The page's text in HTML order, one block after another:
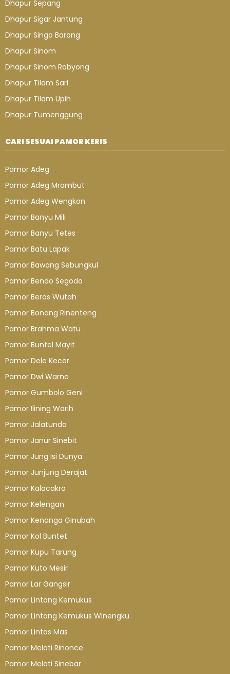
Dhapur Sepang
Dhapur Sigar Jantung
Dhapur Singo Barong
Dhapur Sinom
Dhapur Sinom Robyong
Dhapur Tilam Sari
Dhapur Tilam Upih
Dhapur Tumenggung
CARI SESUAI PAMOR KERIS
Pamor Adeg
Pamor Adeg Mrambut
Pamor Adeg Wengkon
Pamor Banyu Mili
Pamor Banyu Tetes
Pamor Batu Lapak
Pamor Bawang Sebungkul
Pamor Bendo Segodo
Pamor Beras Wutah
Pamor Bonang Rinenteng
Pamor Brahma Watu
Pamor Buntel Mayit
Pamor Dele Kecer
Pamor Dwi Warno
Pamor Gumbolo Geni
Pamor Ilining Warih
Pamor Jalatunda
Pamor Janur Sinebit
Pamor Jung Isi Dunya
Pamor Junjung Derajat
Pamor Kalacakra
Pamor Kelengan
Pamor Kenanga Ginubah
Pamor Kol Buntet
Pamor Kupu Tarung
Pamor Kuto Mesir
Pamor Lar Gangsir
Pamor Lintang Kemukus
Pamor Lintang Kemukus Winengku
Pamor Lintas Mas
Pamor Melati Rinonce
Pamor Melati Sinebar